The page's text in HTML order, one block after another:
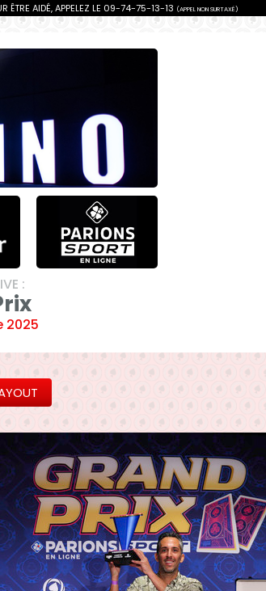
ÊTRE AIDÉ, APPELEZ LE 09-74-75-13-13 (APPEL NON SURTAXÉ)
:
2025